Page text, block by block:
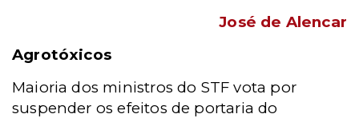
José de Alencar
Agrotóxicos
Maioria dos ministros do STF vota por
suspender os efeitos de portaria do